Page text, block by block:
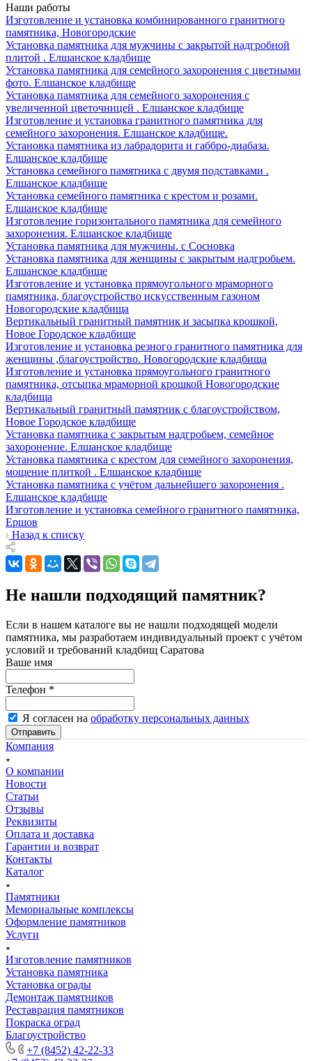
Наши работы
Изготовление и установка комбинированного гранитного
памятника, Новогородские
Установка памятника для мужчины с закрытой надгробной
плитой . Елшанское кладбище
Установка памятника для семейного захоронения с цветными
фото. Елшанское кладбище
Установка памятника для семейного захоронения с
увеличенной цветочницей . Елшанское кладбище
Изготовление и установка гранитного памятника для
семейного захоронения. Елшанское кладбище.
Установка памятника из лабрадорита и габбро-диабаза.
Елшанское кладбище
Установка семейного памятника с двумя подставками .
Елшанское кладбище
Установка семейного памятника с крестом и розами.
Елшанское кладбище
Изготовление горизонтального памятника для семейного
захоронения. Елшанское кладбище
Установка памятника для мужчины. с Сосновка
Установка памятника для женщины с закрытым надгробьем.
Елшанское кладбище
Изготовление и установка прямоугольного мраморного
памятника, благоустройство искусственным газоном
Новогородские кладбища
Вертикальный гранитный памятник и засыпка крошкой,
Новое Городское кладбище
Изготовление и установка резного гранитного памятника для
женщины ,благоустройство. Новогородские кладбища
Изготовление и установка прямоугольного гранитного
памятника, отсыпка мраморной крошкой Новогородские
кладбища
Вертикальный гранитный памятник с благоустройством,
Новое Городское кладбище
Установка памятника с закрытым надгробьем, семейное
захоронение. Елшанское кладбище
Установка памятника с крестом для семейного захоронения,
мощение плиткой . Елшанское кладбище
Установка памятника с учётом дальнейшего захоронения .
Елшанское кладбище
Изготовление и установка семейного гранитного памятника,
Ершов
Назад к списку
Не нашли подходящий памятник?
Если в нашем каталоге вы не нашли подходящей модели
памятника, мы разработаем индивидуальный проект с учётом
условий и требований кладбищ Саратова
Ваше имя
Телефон *
Я согласен на обработку персональных данных
Отправить
Компания
О компании
Новости
Статьи
Отзывы
Реквизиты
Оплата и доставка
Гарантии и возврат
Контакты
Каталог
Памятники
Мемориальные комплексы
Оформление памятников
Услуги
Изготовление памятников
Установка памятника
Установка ограды
Демонтаж памятников
Реставрация памятников
Покраска оград
Благоустройство
+7 (8452) 42-22-33